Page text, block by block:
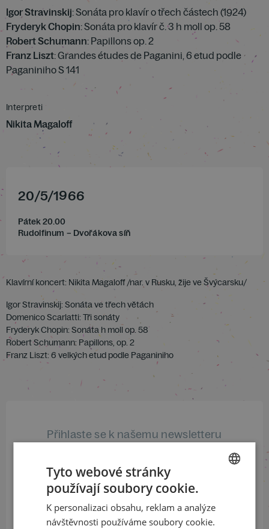
Igor Stravinskij: Sonáta pro klavír o třech částech (1924)
Fryderyk Chopin: Sonáta pro klavír č. 3 h moll op. 58
Robert Schumann: Papillons op. 2
Franz Liszt: Grandes études de Paganini, 6 etud podle
Paganiniho S 141
Interpreti
Nikita Magaloff
20/5/1966
Pátek 20.00
Rudolfinum – Dvořákova síň
Klavírní koncert: Nikita Magaloff /nar. v Rusku, žije ve Švýcarsku/
Igor Stravinskij: Sonáta ve třech větách
Domenico Scarlatti: Tři sonáty
Fryderyk Chopin: Sonáta h moll op. 58
Robert Schumann: Papillons, op. 2
Franz Liszt: 6 velkých etud podle Paganiniho
Přihlaste se k našemu newsletteru
ODEBÍRAT NEWSLETTER
ENGLISH
Tyto webové stránky
používají soubory cookie.
K personalizaci obsahu, reklam a analýze
návštěvnosti používáme soubory cookie.